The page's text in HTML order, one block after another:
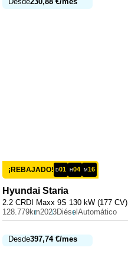
¡REBAJADO! D01 H04 M16
Hyundai Staria
2.2 CRDI Maxx 9S 130 kW (177 CV)
128.779km2023Diésel Automático
Desde397,74 €/mes